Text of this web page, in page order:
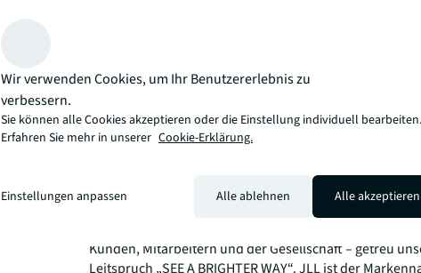
Seit mehr als 200 Jahren unterstützt JLL (NYSE: JLL),
Investmentmanagementunternehmen, seine Kunden
der Nutzung, Verwaltung und Investition in eine Vielzahl
Gewerbe-, Industrie-, Hotel-, Wohn- und
Als Fortune-500®-Unternehmen mit einem
Milliarden US-Dollar und Niederlassungen in mehr als
weltweit bieten unsere rund 112.000 Mitarbeiter die
Leistungsfähigkeit einer globalen Plattform in
lokaler Expertise. Angetrieben von unserem Ziel, die
Immobilien für eine bessere Welt zu gestalten, helfen
Kunden, Mitarbeitern und der Gesellschaft – getreu
Leitspruch „SEE A BRIGHTER WAY“. JLL ist der
Wir verwenden Cookies, um Ihr Benutzererlebnis zu
verbessern.
Sie können alle Cookies akzeptieren oder die Einstellung individuell bearbeiten.
Erfahren Sie mehr in unserer Cookie-Erklärung.
Einstellungen anpassen Alle ablehnen Alle akzeptieren